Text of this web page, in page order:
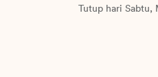
Tutup hari